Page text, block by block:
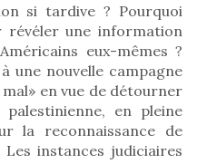
si tardive ? Pourquoi
une information
eux-mêmes ?
une nouvelle campagne
mal» en vue de détourner
en pleine
la reconnaissance de
Les instances judiciaires